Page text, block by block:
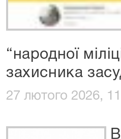
“народної
захисника
27 лютого 2026,